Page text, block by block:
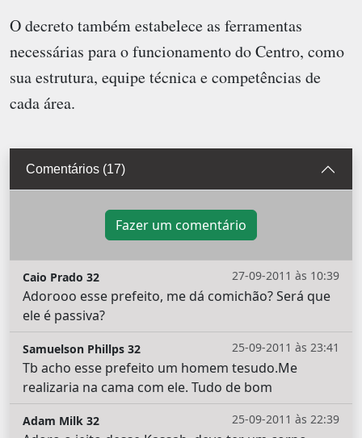
O decreto também estabelece as ferramentas
necessárias para o funcionamento do Centro, como
sua estrutura, equipe técnica e competências de
cada área.
Comentários (17)
Fazer um comentário
27-09-2011 às 10:39
Caio Prado 32
Adorooo esse prefeito, me dá comichão? Será que
ele é passiva?
25-09-2011 às 23:41
Samuelson Phillps 32
Tb acho esse prefeito um homem tesudo.Me
realizaria na cama com ele. Tudo de bom
25-09-2011 às 22:39
Adam Milk 32